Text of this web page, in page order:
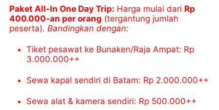
Paket All-In One Day Trip: Harga mulai dari Rp
400.000-an per orang (tergantung jumlah
peserta).Bandingkan dengan:
Tiket pesawat ke Bunaken/Raja Ampat: Rp
3.000.000++
Sewa kapal sendiri di Batam: Rp 2.000.000++
Sewa alat & kamera sendiri: Rp 500.000++